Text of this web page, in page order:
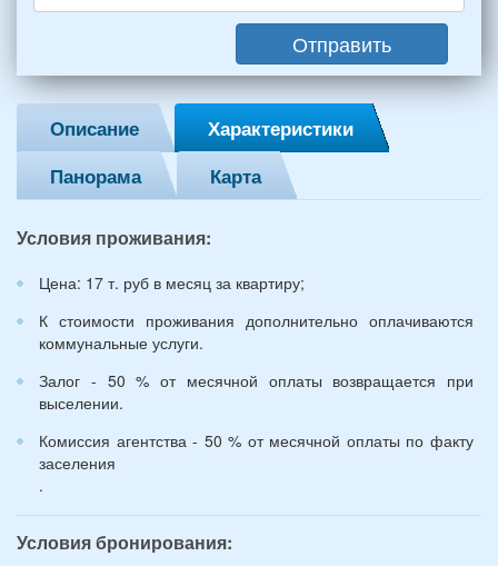
и
2
детей
(возраст
и
лет):
Отправить
Описание
Характеристики
Панорама
Карта
Условия проживания:
Цена: 17 т. руб в месяц за квартиру;
К стоимости проживания дополнительно оплачиваются
коммунальные услуги.
Залог - 50 % от месячной оплаты возвращается при
выселении.
Комиссия агентства - 50 % от месячной оплаты по факту
заселения
.
Условия бронирования: